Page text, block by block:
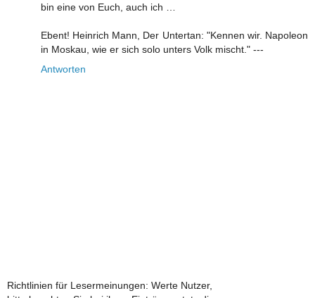
bin eine von Euch, auch ich …
Ebent! Heinrich Mann, Der Untertan: "Kennen wir. Napoleon
in Moskau, wie er sich solo unters Volk mischt." ---
Antworten
Richtlinien für Lesermeinungen: Werte Nutzer,